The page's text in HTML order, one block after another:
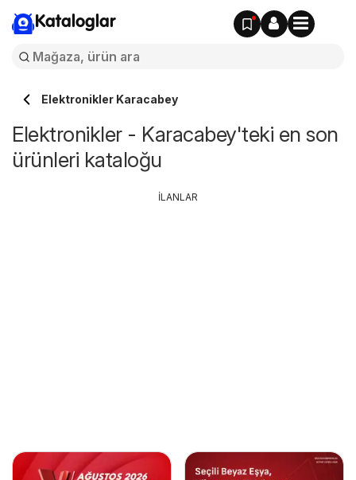
Kataloglar
Elektronikler Karacabey
Elektronikler - Karacabey'teki en son
ürünleri kataloğu
İLANLAR